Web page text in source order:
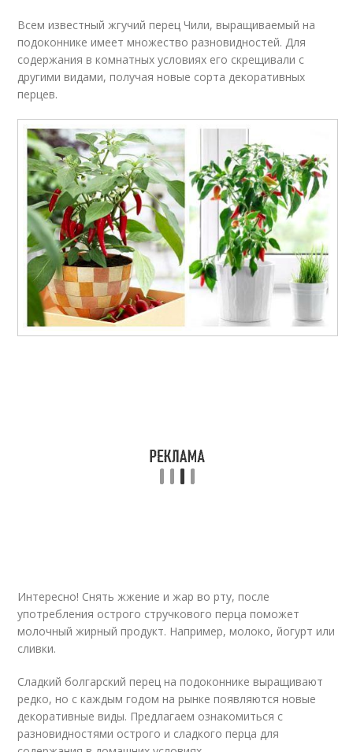
Всем известный жгучий перец Чили, выращиваемый на
подоконнике имеет множество разновидностей. Для
содержания в комнатных условиях его скрещивали с
другими видами, получая новые сорта декоративных
перцев.
Интересно! Снять жжение и жар во рту, после
употребления острого стручкового перца поможет
молочный жирный продукт. Например, молоко, йогурт или
сливки.
Сладкий болгарский перец на подоконнике выращивают
редко, но с каждым годом на рынке появляются новые
декоративные виды. Предлагаем ознакомиться с
разновидностями острого и сладкого перца для